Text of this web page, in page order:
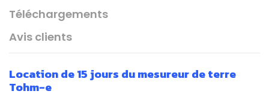
Téléchargements
Avis clients
Location de 15 jours du mesureur de terre
Tohm-e